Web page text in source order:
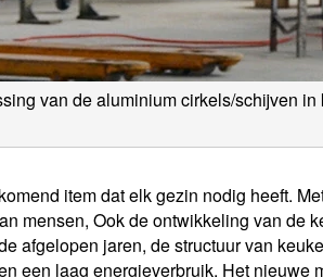
van de aluminium cirkels/schijven in
item dat elk gezin nodig heeft.
mensen, Ook de ontwikkeling van de
afgelopen jaren, de structuur van
een laag energieverbruik. Het